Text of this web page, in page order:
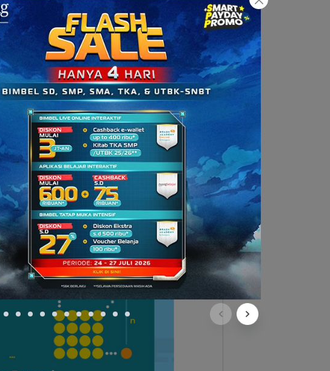
didefinisikan kalau pola bilangan adalah
atau suatu bilangan yang tersusun dari
kita kenalanyukdengan jenis-jenis pola
pola ini akan membentuk susunan pola
suatu pola yang tersusun dari